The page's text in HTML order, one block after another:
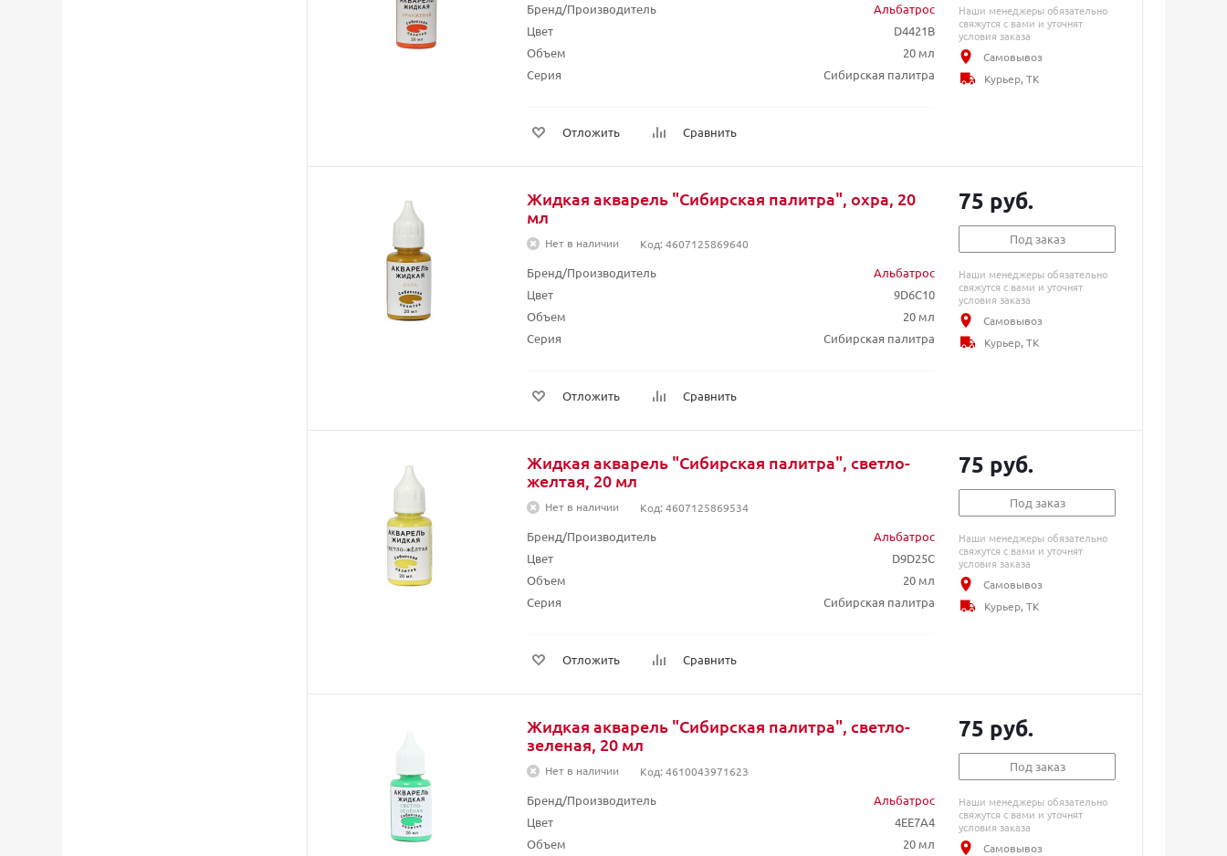
Бренд/Производитель
Альбатрос
Цвет
D4421B
Объем
20 мл
Серия
Сибирская палитра
Отложить Сравнить
Наши менеджеры обязательно
свяжутся с вами и уточнят
условия заказа
Самовывоз
Курьер, ТК
Жидкая акварель "Сибирская палитра", охра, 20
мл
Нет в наличии Код: 4607125869640
Бренд/Производитель
Альбатрос
Цвет
9D6C10
Объем
20 мл
Серия
Сибирская палитра
Отложить Сравнить
75 руб.
Под заказ
Наши менеджеры обязательно
свяжутся с вами и уточнят
условия заказа
Самовывоз
Курьер, ТК
Жидкая акварель "Сибирская палитра", светло-
желтая, 20 мл
Нет в наличии Код: 4607125869534
Бренд/Производитель
Альбатрос
Цвет
D9D25C
Объем
20 мл
Серия
Сибирская палитра
Отложить Сравнить
75 руб.
Под заказ
Наши менеджеры обязательно
свяжутся с вами и уточнят
условия заказа
Самовывоз
Курьер, ТК
Жидкая акварель "Сибирская палитра", светло-
зеленая, 20 мл
Нет в наличии Код: 4610043971623
Бренд/Производитель
Альбатрос
Цвет
4EE7A4
Объем
20 мл
75 руб.
Под заказ
Наши менеджеры обязательно
свяжутся с вами и уточнят
условия заказа
Самовывоз